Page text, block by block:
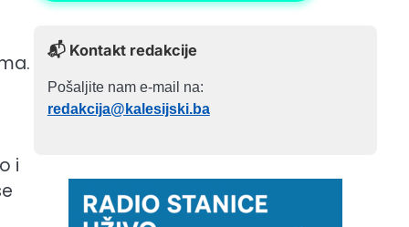
i
📬 Kontakt redakcije
Pošaljite nam e-mail na:
redakcija@kalesijski.ba